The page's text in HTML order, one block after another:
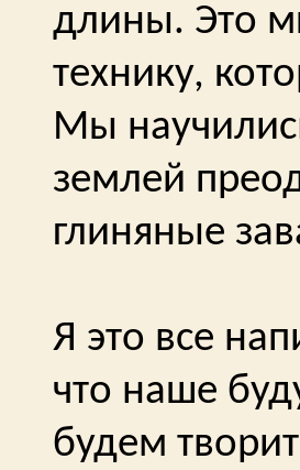
длины. Это
технику,
Мы
землей
глиняные
Я это все
что наше
будем